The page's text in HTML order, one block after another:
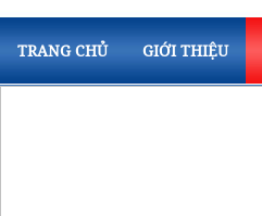
TRANG CHỦ GIỚI THIỆU